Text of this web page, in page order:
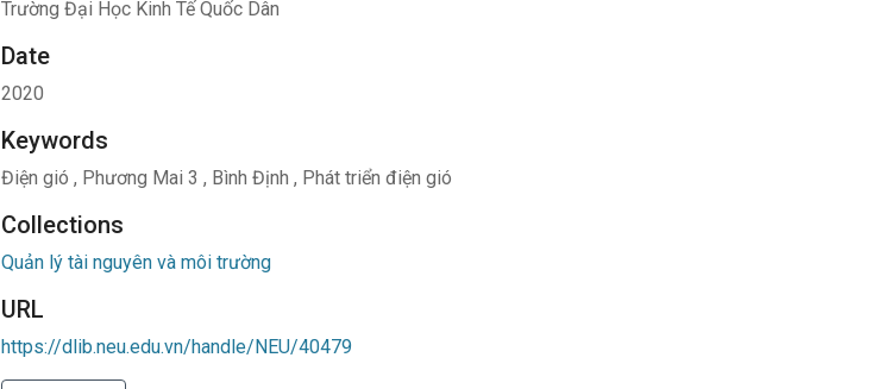
Trường Đại Học Kinh Tế Quốc Dân
Date
2020
Keywords
Điện gió , Phương Mai 3 , Bình Định , Phát triển điện gió
Collections
Quản lý tài nguyên và môi trường
URL
https://dlib.neu.edu.vn/handle/NEU/40479